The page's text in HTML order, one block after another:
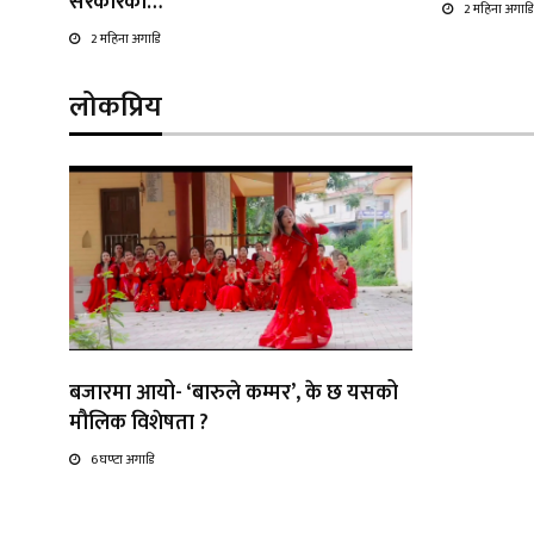
2 महिना अगाडि
2 महिना अगाडि
लोकप्रिय
बजारमा आयो- ‘बारुले कम्मर’, के छ यसको
मौलिक विशेषता ?
6 घण्टा अगाडि